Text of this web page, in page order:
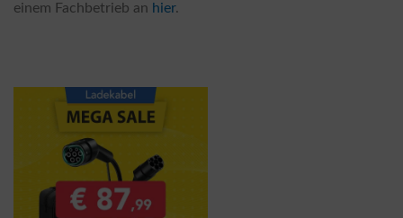
einem Fachbetrieb an hier.